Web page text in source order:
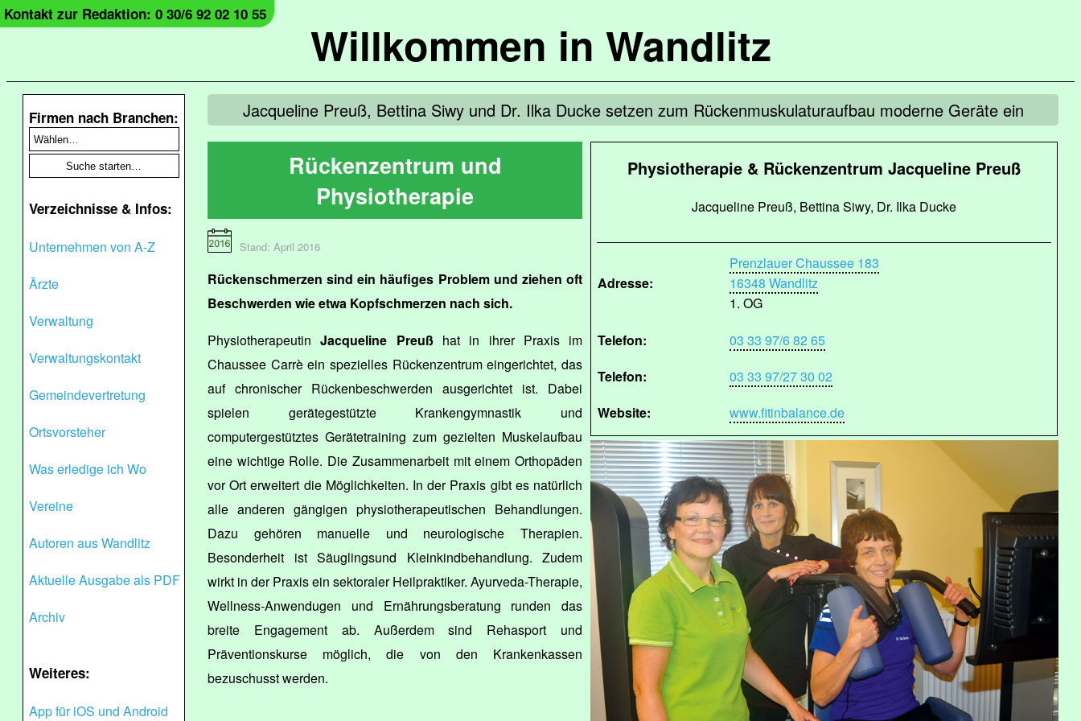
Willkommen in Wandlitz
Kontakt zur Redaktion: 0 30/6 92 02 10 55
Firmen nach Branchen:
Verzeichnisse & Infos:
Unternehmen von A-Z
Ärzte
Verwaltung
Verwaltungskontakt
Gemeindevertretung
Ortsvorsteher
Was erledige ich Wo
Vereine
Autoren aus Wandlitz
Aktuelle Ausgabe als PDF
Archiv
Weiteres:
App für iOS und Android
Jacqueline Preuß, Bettina Siwy und Dr. Ilka Ducke setzen zum Rückenmuskulaturaufbau moderne Geräte ein
Physiotherapie & Rückenzentrum Jacqueline Preuß
Jacqueline Preuß, Bettina Siwy, Dr. Ilka Ducke
Adresse:
Prenzlauer Chaussee 183
16348 Wandlitz
1. OG
Telefon:
03 33 97/6 82 65
Telefon:
03 33 97/27 30 02
Website:
www.fitinbalance.de
Rückenzentrum und
Physiotherapie
Stand: April 2016
Rückenschmerzen sind ein häufiges Problem und ziehen oft
Beschwerden wie etwa Kopfschmerzen nach sich.
PhysiotherapeutinJacqueline Preußhat in ihrer Praxis im
Chaussee Carrè ein spezielles Rückenzentrum eingerichtet, das
auf chronischer Rückenbeschwerden ausgerichtet ist. Dabei
spielen gerätegestützte Krankengymnastik und
computergestütztes Gerätetraining zum gezielten Muskelaufbau
eine wichtige Rolle. Die Zusammenarbeit mit einem Orthopäden
vor Ort erweitert die Möglichkeiten. In der Praxis gibt es natürlich
alle anderen gängigen physiotherapeutischen Behandlungen.
Dazu gehören manuelle und neurologische Therapien.
Besonderheit ist Säuglingsund Kleinkindbehandlung. Zudem
wirkt in der Praxis ein sektoraler Heilpraktiker. Ayurveda-Therapie,
Wellness-Anwendugen und Ernährungsberatung runden das
breite Engagement ab. Außerdem sind Rehasport und
Präventionskurse möglich, die von den Krankenkassen
bezuschusst werden.